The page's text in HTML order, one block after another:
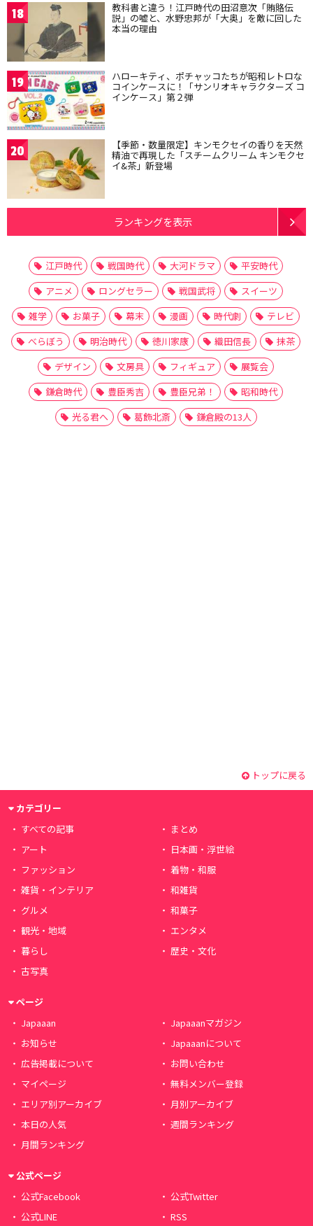
18 教科書と違う！江戸時代の田沼意次「賄賂伝
説」の嘘と、水野忠邦が「大奥」を敵に回した
本当の理由
19 ハローキティ、ポチャッコたちが昭和レトロな
コインケースに！「サンリオキャラクターズ コ
インケース」第２弾
20 【季節・数量限定】キンモクセイの香りを天然
精油で再現した「スチームクリーム キンモクセ
イ&茶」新登場
ランキングを表示
江戸時代 戦国時代 大河ドラマ
平安時代
アニメ
ロングセラー 戦国武将
スイーツ
雑学
お菓子 幕末 漫画 時代劇
テレビ
べらぼう
明治時代 徳川家康 織田信長
抹茶
デザイン
文房具 フィギュア
展覧会
鎌倉時代
豊臣秀吉 豊臣兄弟！
昭和時代
光る君へ
葛飾北斎 鎌倉殿の13人
トップに戻る
カテゴリー
すべての記事
まとめ
アート
日本画・浮世絵
ファッション
着物・和服
雑貨・インテリア
和雑貨
グルメ
和菓子
観光・地域
エンタメ
暮らし
歴史・文化
古写真
ページ
Japaaan
Japaaanマガジン
お知らせ
Japaaanについて
広告掲載について
お問い合わせ
マイページ
無料メンバー登録
エリア別アーカイブ
月別アーカイブ
本日の人気
週間ランキング
月間ランキング
公式ページ
公式Facebook
公式Twitter
公式LINE
RSS